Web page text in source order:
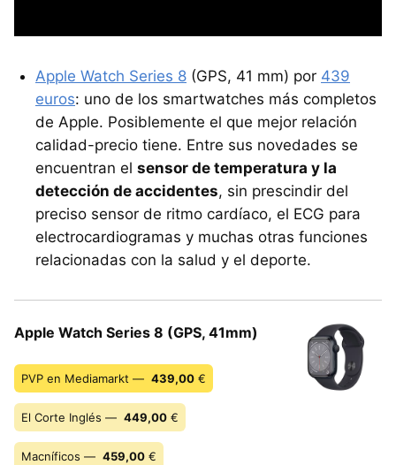
Apple Watch Series 8 (GPS, 41 mm) por 439
euros: uno de los smartwatches más completos
de Apple. Posiblemente el que mejor relación
calidad-precio tiene. Entre sus novedades se
encuentran el sensor de temperatura y la
detección de accidentes, sin prescindir del
preciso sensor de ritmo cardíaco, el ECG para
electrocardiogramas y muchas otras funciones
relacionadas con la salud y el deporte.
Apple Watch Series 8 (GPS, 41mm)
PVP en Mediamarkt — 439,00 €
El Corte Inglés — 449,00 €
Macníficos — 459,00 €